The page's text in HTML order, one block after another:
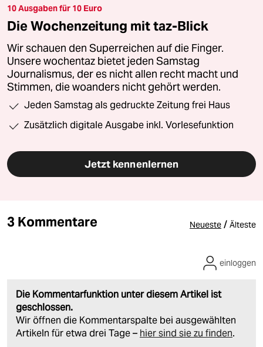
10 Ausgaben für 10 Euro
Die Wochenzeitung mit taz-Blick
Wir schauen den Superreichen auf die Finger.
Unsere wochentaz bietet jeden Samstag
Journalismus, der es nicht allen recht macht und
Stimmen, die woanders nicht gehört werden.
Jeden Samstag als gedruckte Zeitung frei Haus
Zusätzlich digitale Ausgabe inkl. Vorlesefunktion
Jetzt kennenlernen
3 Kommentare Neueste / Älteste
Die Kommentarfunktion unter diesem Artikel ist
geschlossen.
Wir öffnen die Kommentarspalte bei ausgewählten
Artikeln für etwa drei Tage – hier sind sie zu finden.
einloggen